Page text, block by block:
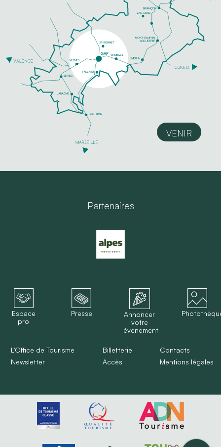
VENIR
Partenaires
Espace
pro
Presse
Annoncer
votre
événement
L'Office de Tourisme
Newsletter
Billetterie
Accès
Contacts
Mentions légales